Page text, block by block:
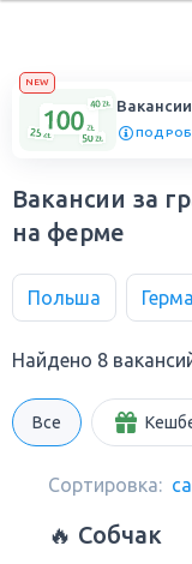
NEW
Вакансии за
на ферме
Польша
Найдено 8
Все
Сортировка:
🔥 Собчак